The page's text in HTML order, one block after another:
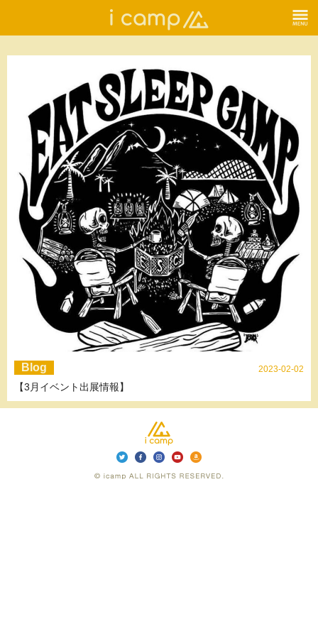
Blog 2023-02-02
【3月イベント出展情報】